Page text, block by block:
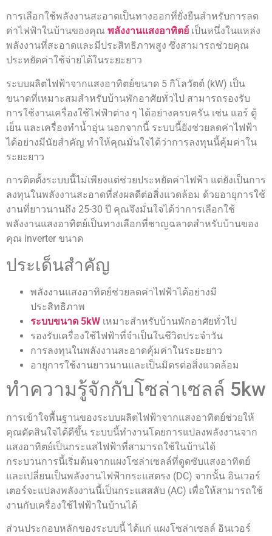
การเลือกใช้พลังงานสะอาดเป็นทางออกที่ยั่งยืนสำหรับการลด
ค่าไฟฟ้าในบ้านของคุณ พลังงานแสงอาทิตย์ เป็นหนึ่งในแหล่ง
พลังงานที่สะอาดและมีประสิทธิภาพสูง ซึ่งสามารถช่วยคุณ
ประหยัดค่าใช้จ่ายได้ในระยะยาว
ระบบผลิตไฟฟ้าจากแสงอาทิตย์ขนาด 5 กิโลวัตต์ (kW) เป็น
ขนาดที่เหมาะสมสำหรับบ้านพักอาศัยทั่วไป สามารถรองรับ
การใช้งานเครื่องใช้ไฟฟ้าต่าง ๆ ได้อย่างครบครัน เช่น แอร์ ตู้
เย็น และเครื่องทำน้ำอุ่น นอกจากนี้ ระบบนี้ยังช่วยลดค่าไฟฟ้า
ได้อย่างมีนัยสำคัญ ทำให้คุณมั่นใจได้ว่าการลงทุนนี้คุ้มค่าใน
ระยะยาว
การติดตั้งระบบนี้ไม่เพียงแต่ช่วยประหยัดค่าไฟฟ้า แต่ยังเป็นการ
ลงทุนในพลังงานสะอาดที่ส่งผลดีต่อสิ่งแวดล้อม ด้วยอายุการใช้
งานที่ยาวนานถึง 25-30 ปี คุณจึงมั่นใจได้ว่าการเลือกใช้
พลังงานแสงอาทิตย์เป็นทางเลือกที่ชาญฉลาดสำหรับบ้านของ
คุณ inverter ขนาด
ประเด็นสำคัญ
พลังงานแสงอาทิตย์ช่วยลดค่าไฟฟ้าได้อย่างมี
ประสิทธิภาพ
ระบบขนาด 5kW เหมาะสำหรับบ้านพักอาศัยทั่วไป
รองรับเครื่องใช้ไฟฟ้าที่จำเป็นในชีวิตประจำวัน
การลงทุนในพลังงานสะอาดคุ้มค่าในระยะยาว
อายุการใช้งานยาวนานและเป็นมิตรต่อสิ่งแวดล้อม
ทำความรู้จักกับโซล่าเซลล์ 5kw
การเข้าใจพื้นฐานของระบบผลิตไฟฟ้าจากแสงอาทิตย์ช่วยให้
คุณตัดสินใจได้ดีขึ้น ระบบนี้ทำงานโดยการแปลงพลังงานจาก
แสงอาทิตย์เป็นกระแสไฟฟ้าที่สามารถใช้ในบ้านได้
กระบวนการนี้เริ่มต้นจากแผงโซล่าเซลล์ที่ดูดซับแสงอาทิตย์
และเปลี่ยนเป็นพลังงานไฟฟ้ากระแสตรง (DC) จากนั้น อินเวอร์
เตอร์จะแปลงพลังงานนี้เป็นกระแสสลับ (AC) เพื่อให้สามารถใช้
งานกับเครื่องใช้ไฟฟ้าในบ้านได้
ส่วนประกอบหลักของระบบนี้ ได้แก่ แผงโซล่าเซลล์ อินเวอร์